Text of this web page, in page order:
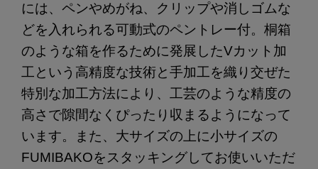
には、ペンやめがね、クリップや消しゴムな
どを入れられる可動式のペントレー付。桐箱
のような箱を作るために発展したVカット加
工という高精度な技術と手加工を織り交ぜた
特別な加工方法により、工芸のような精度の
高さで隙間なくぴったり収まるようになって
います。また、大サイズの上に小サイズの
FUMIBAKOをスタッキングしてお使いいただ